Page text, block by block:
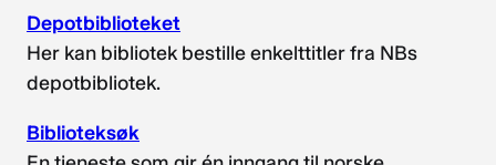
Depotbiblioteket
Her kan bibliotek bestille enkelttitler fra NBs
depotbibliotek.
Biblioteksøk